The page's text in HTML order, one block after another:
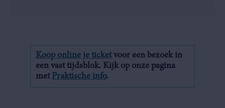
Koop online je ticketvoor een bezoek in
een vast tijdsblok. Kijk op onze pagina
met Praktische info.